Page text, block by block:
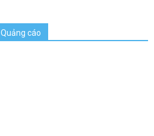
Quảng cáo